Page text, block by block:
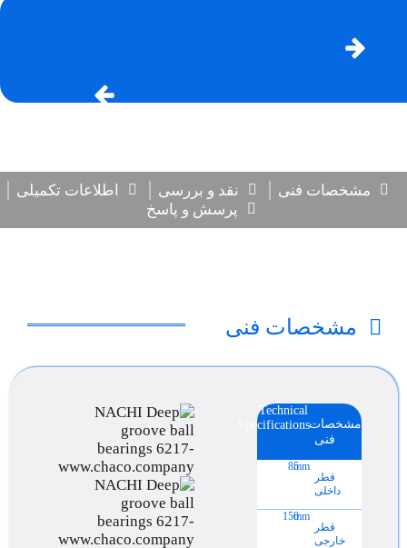
مشخصات فنی نقد و بررسی
اطلاعات تکمیلی
پرسش و پاسخ
مشخصات فنی
مشخصات
فنی
Technical
Specifications
قطر
داخلی
mm
85
قطر
خارجی
mm
150